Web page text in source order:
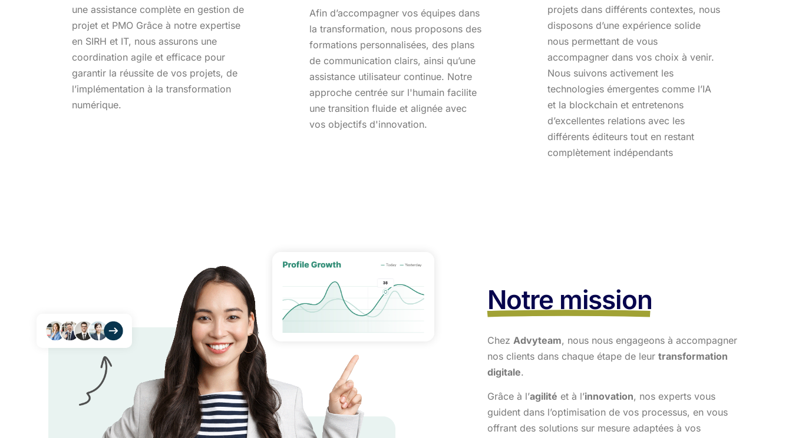
une assistance complète en gestion de
projet et PMO Grâce à notre expertise
en SIRH et IT, nous assurons une
coordination agile et efficace pour
garantir la réussite de vos projets, de
l’implémentation à la transformation
numérique.
Afin d’accompagner vos équipes dans
la transformation, nous proposons des
formations personnalisées, des plans
de communication clairs, ainsi qu’une
assistance utilisateur continue. Notre
approche centrée sur l'humain facilite
une transition fluide et alignée avec
vos objectifs d'innovation.​
projets dans différents contextes, nous
disposons d’une expérience solide
nous permettant de vous
accompagner dans vos choix à venir.
Nous suivons activement les
technologies émergentes comme l’IA
et la blockchain et entretenons
d’excellentes relations avec les
différents éditeurs tout en restant
complètement indépendants
Notre mission
Chez Advyteam, nous nous engageons à accompagner
nos clients dans chaque étape de leur transformation
digitale.
Grâce à l’agilité et à l’innovation, nos experts vous
guident dans l’optimisation de vos processus, en vous
offrant des solutions sur mesure adaptées à vos